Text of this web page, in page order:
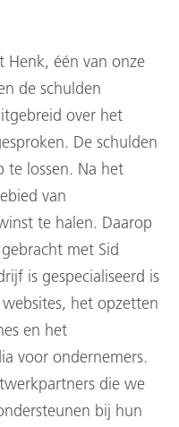
Henk, één van onze
de schulden
over het
De schulden
te lossen. Na het
van
te halen. Daarop
met Sid
is gespecialiseerd is
het opzetten
en het
voor ondernemers.
die we
bij hun